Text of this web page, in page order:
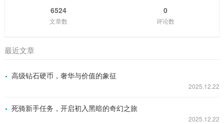
6524
文章数
0
评论数
最近文章
高级钻石硬币，奢华与价值的象征
2025.12.22
死骑新手任务，开启初入黑暗的奇幻之旅
2025.12.22